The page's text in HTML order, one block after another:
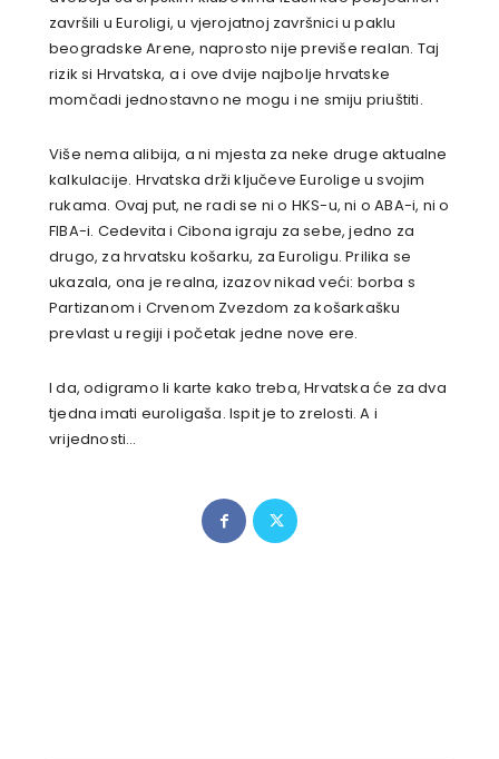
završili u Euroligi, u vjerojatnoj završnici u paklu
beogradske Arene, naprosto nije previše realan. Taj
rizik si Hrvatska, a i ove dvije najbolje hrvatske
momčadi jednostavno ne mogu i ne smiju priuštiti.
Više nema alibija, a ni mjesta za neke druge aktualne
kalkulacije. Hrvatska drži ključeve Eurolige u svojim
rukama. Ovaj put, ne radi se ni o HKS-u, ni o ABA-i, ni o
FIBA-i. Cedevita i Cibona igraju za sebe, jedno za
drugo, za hrvatsku košarku, za Euroligu. Prilika se
ukazala, ona je realna, izazov nikad veći: borba s
Partizanom i Crvenom Zvezdom za košarkašku
prevlast u regiji i početak jedne nove ere.
I da, odigramo li karte kako treba, Hrvatska će za dva
tjedna imati euroligaša. Ispit je to zrelosti. A i
vrijednosti…